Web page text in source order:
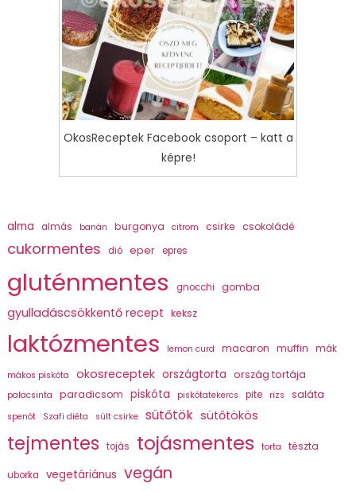
OkosReceptek Facebook csoport – katt a
képre!
alma almás banán burgonya citrom csirke csokoládé
cukormentes dió eper epres
gluténmentes gnocchi gomba
gyulladáscsökkentő recept keksz
laktózmentes lemon curd macaron muffin mák
mákos piskóta okosreceptek országtorta ország tortája
palacsinta paradicsom piskóta piskótatekercs pite rizs saláta
spenót Szafi diéta sült csirke sütőtök sütőtökös
tejmentes tojás tojásmentes torta tészta
uborka vegetáriánus vegán